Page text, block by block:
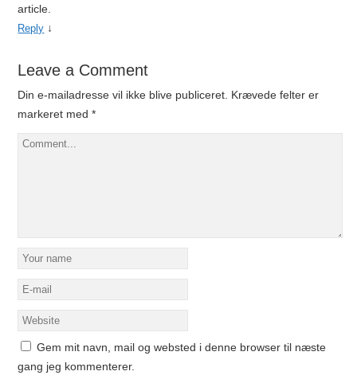
article.
Reply ↓
Leave a Comment
Din e-mailadresse vil ikke blive publiceret. Krævede felter er
markeret med*
Gem mit navn, mail og websted i denne browser til næste
gang jeg kommenterer.